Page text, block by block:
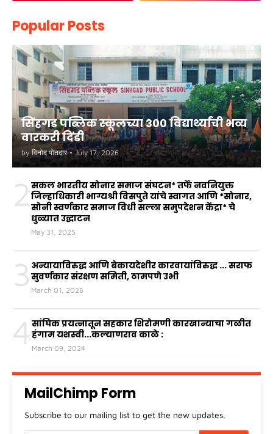
Popular Posts
सिंहगड पब्लिक स्कूलच्या ३०० विद्यार्थ्यांची भव्य
वारकरी दिंडी
by विनोद पोतदार • July 17, 2026
2 सकल भारतीय सोनार समाज संघटन* तर्फे नवनियुक्त
जिल्हाधिकारी भाग्यश्री विसपुते यांचे स्वागत आणि *सोनार,
सोनी स्वर्णकार समाज विधी सल्ला समुपदेशन केंद्रा* चे
धुळ्यात उद्घाटन
May 31, 2025
3 अन्यायाविरुद्ध आणि बेकायदेशीर कारवायांविरुद्ध ... सराफ
सुवर्णकार संरक्षण समिती, ठामपणे उभी
March 01, 2026
4 सांघिक प्रयत्नातून सहकार शिरोमणी कारखान्याचा गळीत
हंगाम यशस्वी...कल्याणराव काळे :
March 09, 2024
MailChimp Form
Subscribe to our mailing list to get the new updates.